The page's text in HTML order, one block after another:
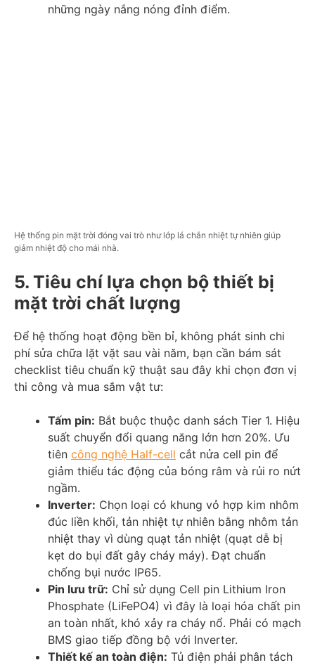
những ngày nắng nóng đỉnh điểm.
Hệ thống pin mặt trời đóng vai trò như lớp lá chắn nhiệt tự nhiên giúp
giảm nhiệt độ cho mái nhà.
5. Tiêu chí lựa chọn bộ thiết bị
mặt trời chất lượng
Để hệ thống hoạt động bền bỉ, không phát sinh chi
phí sửa chữa lặt vặt sau vài năm, bạn cần bám sát
checklist tiêu chuẩn kỹ thuật sau đây khi chọn đơn vị
thi công và mua sắm vật tư:
Tấm pin: Bắt buộc thuộc danh sách Tier 1. Hiệu
suất chuyển đổi quang năng lớn hơn 20%. Ưu
tiên công nghệ Half-cell cắt nửa cell pin để
giảm thiểu tác động của bóng râm và rủi ro nứt
ngầm.
Inverter: Chọn loại có khung vỏ hợp kim nhôm
đúc liền khối, tản nhiệt tự nhiên bằng nhôm tản
nhiệt thay vì dùng quạt tản nhiệt (quạt dễ bị
kẹt do bụi đất gây cháy máy). Đạt chuẩn
chống bụi nước IP65.
Pin lưu trữ: Chỉ sử dụng Cell pin Lithium Iron
Phosphate (LiFePO4) vì đây là loại hóa chất pin
an toàn nhất, khó xảy ra cháy nổ. Phải có mạch
BMS giao tiếp đồng bộ với Inverter.
Thiết kế an toàn điện: Tủ điện phải phân tách